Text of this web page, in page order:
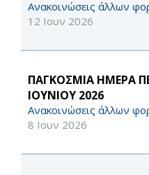
Ανακοινώσεις άλλων
12 Ιουν 2026
ΠΑΓΚΟΣΜΙΑ ΗΜΕΡΑ
ΙΟΥΝΙΟΥ 2026
Ανακοινώσεις άλλων
8 Ιουν 2026